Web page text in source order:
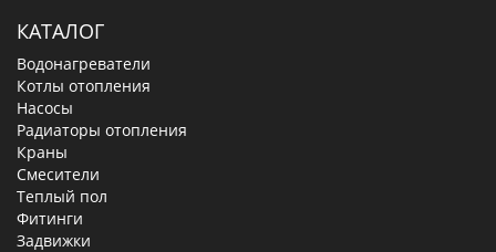
КАТАЛОГ
Водонагреватели
Котлы отопления
Насосы
Радиаторы отопления
Краны
Смесители
Теплый пол
Фитинги
Задвижки